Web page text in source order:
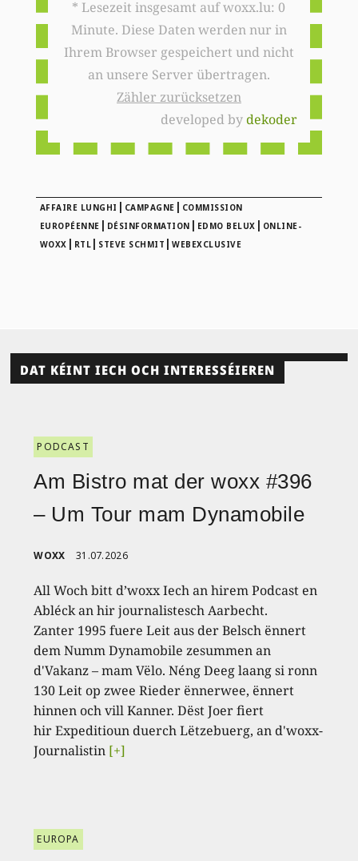
* Lesezeit insgesamt auf woxx.lu: 0
Minute. Diese Daten werden nur in
Ihrem Browser gespeichert und nicht
an unsere Server übertragen.
Zähler zurücksetzen
developed bydekoder
AFFAIRE LUNGHI | CAMPAGNE | COMMISSION
EUROPÉENNE | DÉSINFORMATION | EDMO BELUX | ONLINE-
WOXX | RTL | STEVE SCHMIT |WEBEXCLUSIVE
DAT KÉINT IECH OCH INTERESSÉIEREN
PODCAST
Am Bistro mat der woxx #396
– Um Tour mam Dynamobile
WOXX 31.07.2026
All Woch bitt d’woxx Iech an hirem Podcast en
Abléck an hir journalistesch Aarbecht.
Zanter 1995 fuere Leit aus der Belsch ënnert
dem Numm Dynamobile zesummen an
d'Vakanz – mam Vëlo. Néng Deeg laang si ronn
130 Leit op zwee Rieder ënnerwee, ënnert
hinnen och vill Kanner. Dëst Joer fiert
hir Expeditioun duerch Lëtzebuerg, an d'woxx-
Journalistin [+]
EUROPA